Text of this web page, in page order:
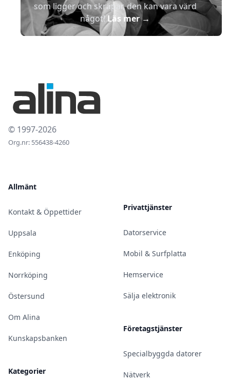
som ligger och skräpar, den kan vara värd
något!Läs mer→
© 1997-2026
Org.nr: 556438-4260
Allmänt
Kontakt & Öppettider
Uppsala
Enköping
Norrköping
Östersund
Om Alina
Kunskapsbanken
Kategorier
Privattjänster
Datorservice
Mobil & Surfplatta
Hemservice
Sälja elektronik
Företagstjänster
Specialbyggda datorer
Nätverk